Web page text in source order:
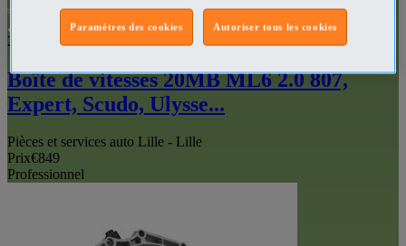
211739117
Boîte de vitesses 20MB ML6 2.0 807,
Expert, Scudo, Ulysse...
Pièces et services auto Lille - Lille
Prix€849
Professionnel
Autoriser tous les cookies
Paramètres des cookies